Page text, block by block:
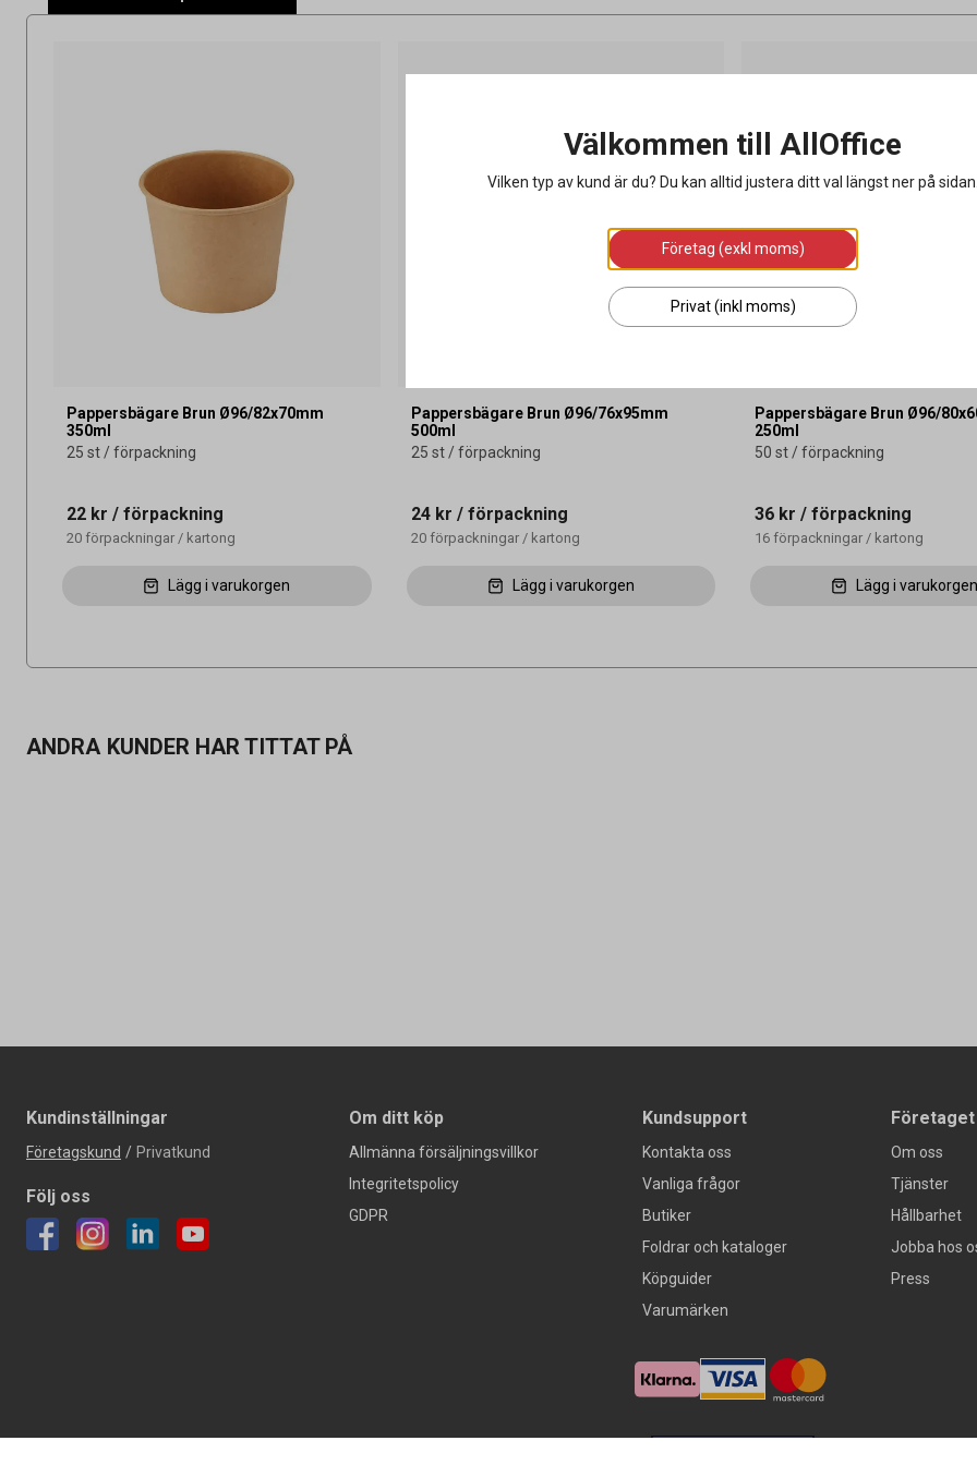
Pappersbägare Brun Ø96/82x70mm
350ml
25 st / förpackning
22 kr / förpackning
20 förpackningar / kartong
Lägg i varukorgen
Pappersbägare Brun Ø96/76x95mm
500ml
25 st / förpackning
24 kr / förpackning
20 förpackningar/ kartong
Lägg i varukorgen
Pappersbägare Brun Ø96/
250ml
50 st / förpackning
36 kr / förpackning
16 förpackningar / kartong
Lägg i
ANDRA KUNDER HAR TITTAT PÅ
Kundinställningar
Företagskund / Privatkund
Följ oss
Om ditt köp
Allmänna försäljningsvillkor
Integritetspolicy
GDPR
Kundsupport
Kontakta oss
Vanliga frågor
Butiker
Foldrar och kataloger
Köpguider
Varumärken
Företaget
Om oss
Tjänster
Hållbarhet
Jobba hos
Press
Välkommen till AllOffice
Vilken typ av kund är du? Du kan alltid justera ditt val längst ner på
Företag (exkl moms)
Privat (inkl moms)